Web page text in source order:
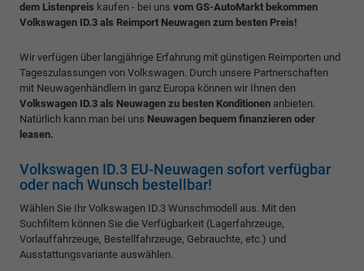
dem Listenpreis kaufen - bei uns vom GS-AutoMarkt bekommen
Volkswagen ID.3 als Reimport Neuwagen zum besten Preis!
Wir verfügen über langjährige Erfahrung mit günstigen Reimporten und
Tageszulassungen von Volkswagen. Durch unsere Partnerschaften
mit Neuwagenhändlern in ganz Europa können wir Ihnen den
Volkswagen ID.3 als Neuwagen zu besten Konditionen anbieten.
Natürlich kann man bei uns Neuwagen bequem finanzieren oder
leasen.
Volkswagen ID.3 EU-Neuwagen sofort verfügbar
oder nach Wunsch bestellbar!
Wählen Sie Ihr Volkswagen ID.3 Wunschmodell aus. Mit den
Suchfiltern können Sie die Verfügbarkeit (Lagerfahrzeuge,
Vorlauffahrzeuge, Bestellfahrzeuge, Gebrauchte, etc.) und
Ausstattungsvariante auswählen.